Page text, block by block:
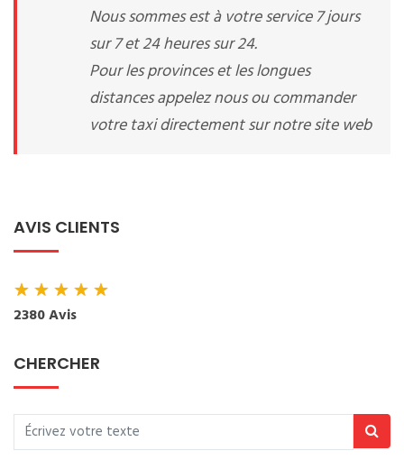
Nous sommes est à votre service 7 jours
sur 7 et 24 heures sur 24.
Pour les provinces et les longues
distances appelez nous ou commander
votre taxi directement sur notre site web
AVIS CLIENTS
★★★★★
2380 Avis
CHERCHER